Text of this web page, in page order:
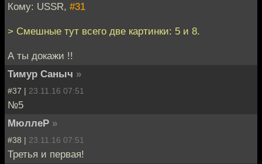
Кому: USSR, #31
> Смешные тут всего две картинки: 5 и 8.
А ты докажи !!
Тимур Саныч »
#37 | 23.11.16 07:51
№5
МюллеР »
#38 | 23.11.16 07:51
Третья и первая!